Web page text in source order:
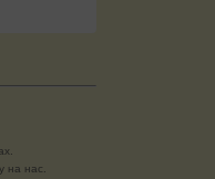
на нас.